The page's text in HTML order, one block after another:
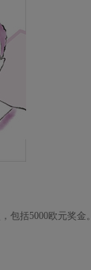
包括5000欧元奖金。